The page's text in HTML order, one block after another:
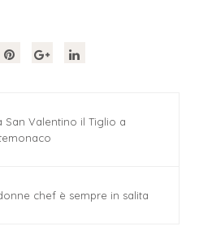
San Valentino il Tiglio a
chef è sempre in salita